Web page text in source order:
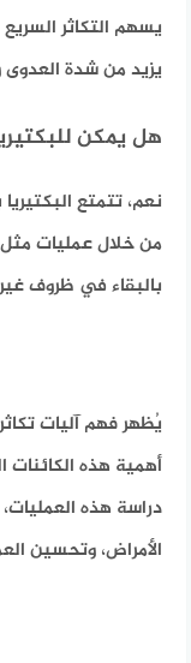
يسهم التكاثر
يزيد من شدة العدوى
هل يمكن
نعم، تتمتع
من خلال عمليات مثل
بالبقاء في ظروف
يُظهر فهم آليات تكاثر
أهمية هذه
دراسة هذه
الأمراض، وتحسين